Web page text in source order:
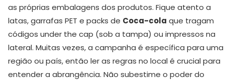
as próprias embalagens dos produtos. Fique atento a
latas, garrafas PET e packs de Coca-cola que tragam
códigos under the cap (sob a tampa) ou impressos na
lateral. Muitas vezes, a campanha é específica para uma
região ou país, então ler as regras no local é crucial para
entender a abrangência. Não subestime o poder do